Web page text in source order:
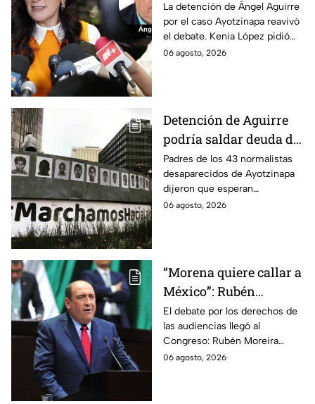
distractor, pide Kenia
López; exige justicia
por caso Ayotzinapa
La detención de Ángel Aguirre
por el caso Ayotzinapa reavivó
el debate. Kenia López pidió
que no sea un distractor
06 agosto, 2026
Detención de Aguirre
podría saldar deuda de
justicia: padres de los
43 de Ayotzinapa
Padres de los 43 normalistas
desaparecidos de Ayotzinapa
dijeron que esperan
información oficial sobre la
06 agosto, 2026
“Morena quiere callar a
México”: Rubén
Moreira pide frenar
discusión de
lineamientos de
audiencias hasta
El debate por los derechos de
las audiencias llegó al
Congreso: Rubén Moreira
reclama una consulta con
06 agosto, 2026